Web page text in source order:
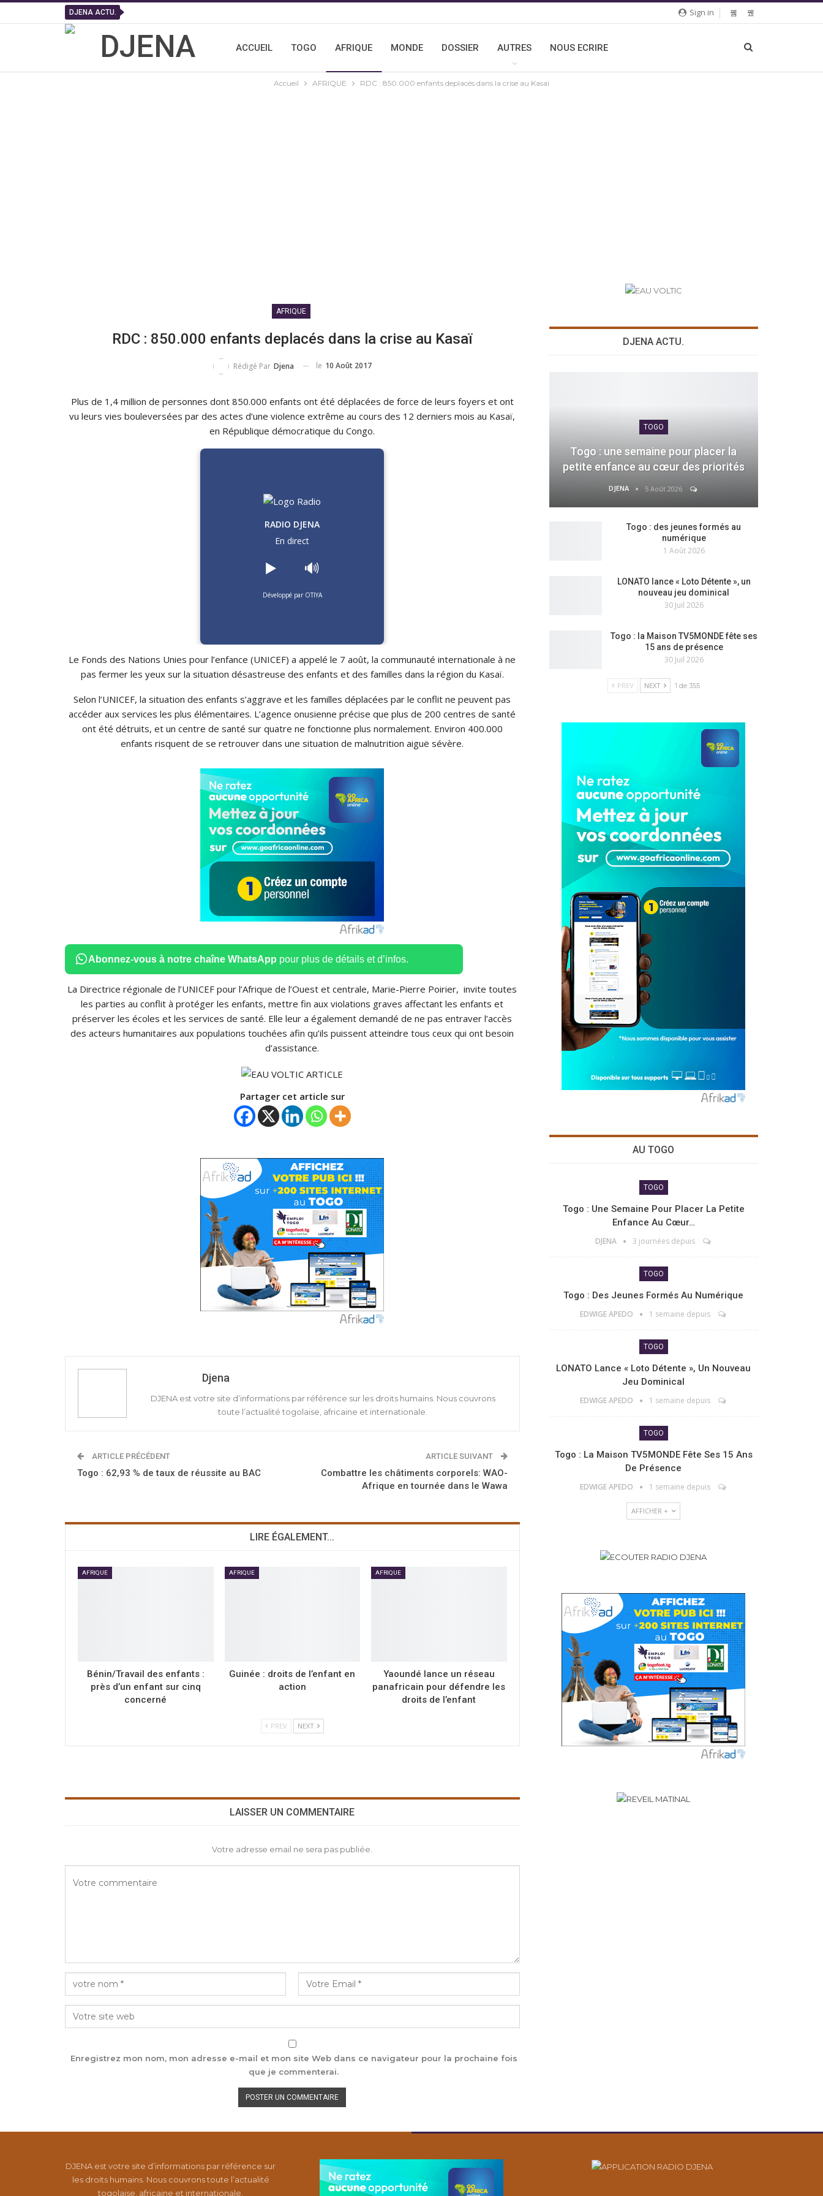
Sign in
DJENA ACTU.
ACCUEIL TOGO AFRIQUE MONDE DOSSIER AUTRES NOUS ECRIRE
Accueil AFRIQUE RDC : 850.000 enfants deplacés dans la crise au Kasaï
AFRIQUE
RDC : 850.000 enfants deplacés dans la crise au Kasaï
Rédigé Par Djena le 10 Août 2017
Plus de 1,4 million de personnes dont 850.000 enfants ont été déplacées de force de leurs foyers et ont
vu leurs vies bouleversées par des actes d’une violence extrême au cours des 12 derniers mois au Kasaï,
en République démocratique du Congo.
RADIO DJENA
En direct
▶️ 🔊
Développé par OTIYA
Le Fonds des Nations Unies pour l’enfance(UNICEF) a appelé le 7 août, la communauté internationale à ne
pas fermer les yeux sur la situation désastreuse des enfants et des familles dans la région du Kasaï.
Selon l’UNICEF, la situation des enfants s’aggrave et les familles déplacées par le conflit ne peuvent pas
accéder aux services les plus élémentaires. L’agence onusienne précise que plus de 200 centres de santé
ont été détruits, et un centre de santé sur quatre ne fonctionne plus normalement. Environ 400.000
enfants risquent de se retrouver dans une situation de malnutrition aiguë sévère.
Abonnez-vous à notre chaîne WhatsApp pour plus de détails et d’infos.
La Directrice régionale de l’UNICEF pour l’Afrique de l’Ouest et centrale, Marie-Pierre Poirier, invite toutes
les parties au conflit à protéger les enfants, mettre fin aux violations graves affectant les enfants et
préserver les écoles et les services de santé. Elle leur a également demandé de ne pas entraver l’accès
des acteurs humanitaires aux populations touchées afin qu’ils puissent atteindre tous ceux qui ont besoin
d’assistance.
Partager cet article sur
Djena
DJENA est votre site d’informations par référence sur les droits humains. Nous couvrons
toute l’actualité togolaise, africaine et internationale.
ARTICLE PRÉCÉDENT
Togo : 62,93 % de taux de réussite au BAC
ARTICLE SUIVANT
Combattre les châtiments corporels: WAO-
Afrique en tournée dans le Wawa
LIRE ÉGALEMENT...
AFRIQUE
Bénin/Travail des enfants :
près d’un enfant sur cinq
concerné
AFRIQUE
Guinée : droits de l’enfant en
action
AFRIQUE
Yaoundé lance un réseau
panafricain pour défendre les
droits de l’enfant
PREV NEXT
LAISSER UN COMMENTAIRE
Votre adresse email ne sera pas publiée.
Enregistrez mon nom, mon adresse e-mail et mon site Web dans ce navigateur pour la prochaine fois
que je commenterai.
DJENA ACTU.
TOGO
Togo : une semaine pour placer la
petite enfance au cœur des priorités
DJENA 5 Août 2026
Togo : des jeunes formés au
numérique
1 Août 2026
LONATO lance « Loto Détente », un
nouveau jeu dominical
30 Juil 2026
Togo : la Maison TV5MONDE fête ses
15 ans de présence
30 Juil 2026
PREV NEXT 1 de 355
AU TOGO
TOGO
Togo : Une Semaine Pour Placer La Petite
Enfance Au Cœur…
DJENA 3 journées depuis
TOGO
Togo : Des Jeunes Formés Au Numérique
EDWIGE APEDO 1 semaine depuis
TOGO
LONATO Lance « Loto Détente », Un Nouveau
Jeu Dominical
EDWIGE APEDO 1 semaine depuis
TOGO
Togo : La Maison TV5MONDE Fête Ses 15 Ans
De Présence
EDWIGE APEDO 1 semaine depuis
AFFICHER +
DJENA est votre site d’informations par référence sur
les droits humains. Nous couvrons toute l’actualité
togolaise, africaine et internationale.